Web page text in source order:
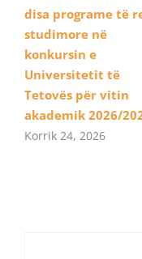
disa programe të
studimore në
konkursin e
Universitetit të
Tetovës për vitin
akademik 2026/
Korrik 24, 2026